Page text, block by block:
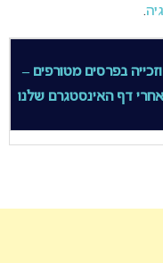
.
בפרסים מטורפים –
דף האינסטגרם שלנו